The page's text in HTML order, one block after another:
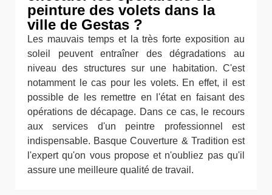
peinture des volets dans la
ville de Gestas ?
Les mauvais temps et la très forte exposition au
soleil peuvent entraîner des dégradations au
niveau des structures sur une habitation. C'est
notamment le cas pour les volets. En effet, il est
possible de les remettre en l'état en faisant des
opérations de décapage. Dans ce cas, le recours
aux services d'un peintre professionnel est
indispensable. Basque Couverture & Tradition est
l'expert qu'on vous propose et n'oubliez pas qu'il
assure une meilleure qualité de travail.